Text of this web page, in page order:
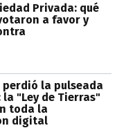
Privada: qué
a favor y
perdió la pulseada
la "Ley de Tierras"
toda la
digital